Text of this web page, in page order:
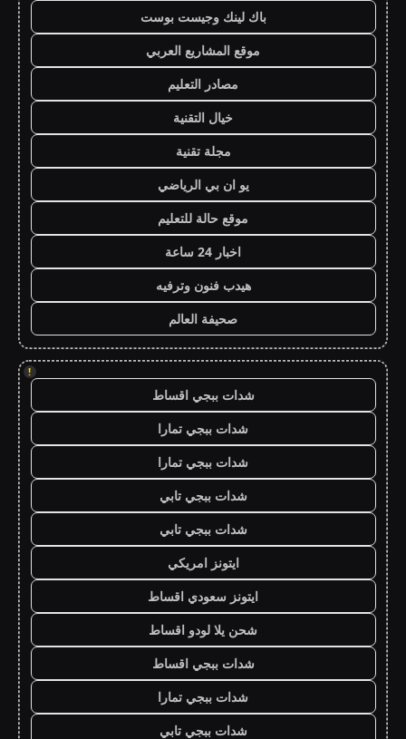
باك لينك وجيست بوست
موقع المشاريع العربي
مصادر التعليم
خيال التقنية
مجلة تقنية
يو ان بي الرياضي
موقع حالة للتعليم
اخبار 24 ساعة
هيدب فنون وترفيه
صحيفة العالم
!
شدات ببجي اقساط
شدات ببجي تمارا
شدات ببجي تمارا
شدات ببجي تابي
شدات ببجي تابي
ايتونز امريكي
ايتونز سعودي اقساط
شحن يلا لودو اقساط
شدات ببجي اقساط
شدات ببجي تمارا
شدات ببجي تابي